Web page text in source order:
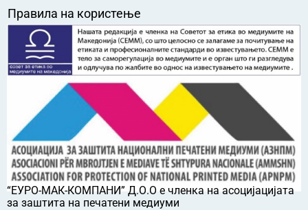
Правила на користење
“ЕУРО-МАК-КОМПАНИ” Д.О.О е членка на асоцијацијата
за заштита на печатени медиуми